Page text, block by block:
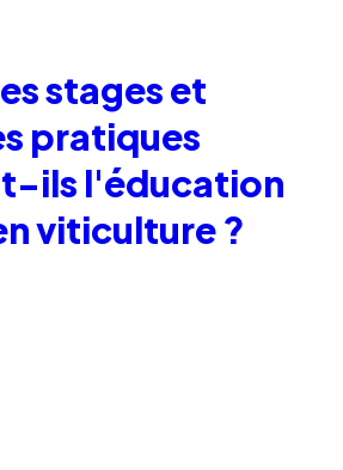
stages et
pratiques
ils l'éducation
viticulture ?